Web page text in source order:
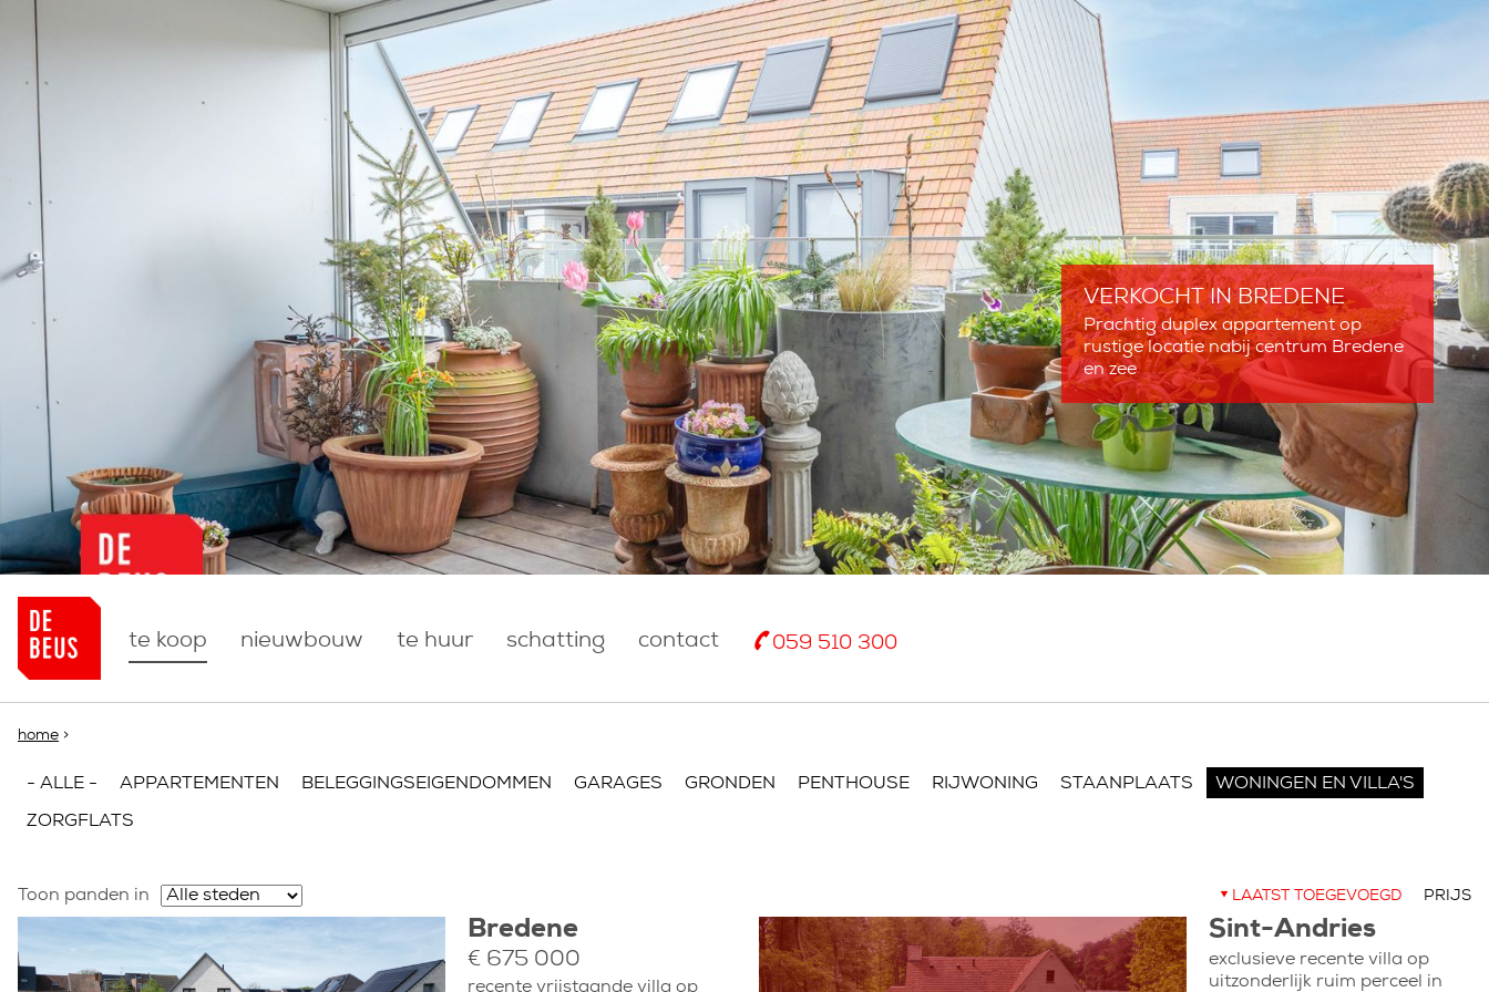
Overslaan en naar de algemene inhoud gaan
VERKOCHT IN BREDENE
Prachtig duplex appartement op
rustige locatie nabij centrum Bredene
en zee
te koop nieuwbouw te huur schatting contact 059 510 300
U bent hier
home >
- ALLE - APPARTEMENTEN BELEGGINGSEIGENDOMMEN GARAGES GRONDEN PENTHOUSE RIJWONING STAANPLAATS WONINGEN EN VILLA'S
ZORGFLATS
Toon panden in LAATST TOEGEVOEGD PRIJS
Bredene
€ 675 000
recente vrijstaande villa op
Sint-Andries
exclusieve recente villa op
uitzonderlijk ruim perceel in